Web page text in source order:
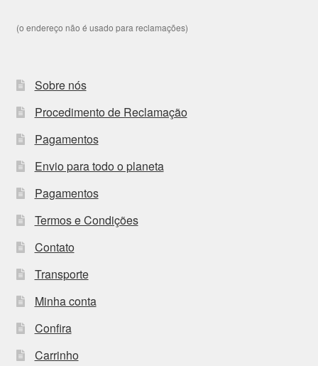
(o endereço não é usado para reclamações)
Sobre nós
Procedimento de Reclamação
Pagamentos
Envio para todo o planeta
Pagamentos
Termos e Condições
Contato
Transporte
Minha conta
Confira
Carrinho